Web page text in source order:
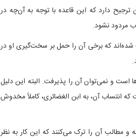
ترجیح دارد که این قاعده با توجه به آن‌چه در
مردود نشود.
شده‌اند که برخی آن را حمل بر سخت‌گیری او در
و نمی‌توان آن را پذیرفت. البته این دلیل
که انتساب آن، به ابن الغضائری، کاملاً مخدوش
و مطالب آن را ترک می‌کنند که این کار به نظر